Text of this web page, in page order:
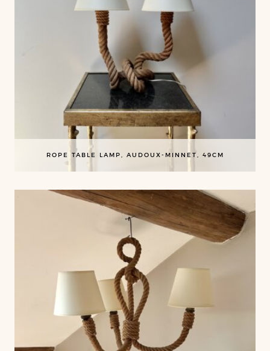
ROPE TABLE LAMP, AUDOUX-MINNET, 49CM